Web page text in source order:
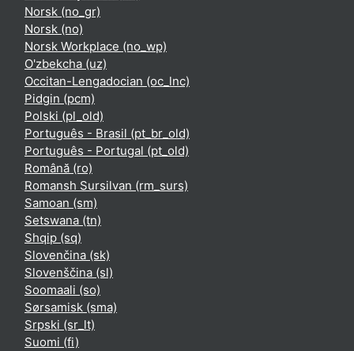
Norsk ‎(no_gr)‎
Norsk ‎(no)‎
Norsk Workplace ‎(no_wp)‎
O'zbekcha ‎(uz)‎
Occitan-Lengadocian ‎(oc_lnc)‎
Pidgin ‎(pcm)‎
Polski ‎(pl_old)‎
Português - Brasil ‎(pt_br_old)‎
Português - Portugal ‎(pt_old)‎
Română ‎(ro)‎
Romansh Sursilvan ‎(rm_surs)‎
Samoan ‎(sm)‎
Setswana ‎(tn)‎
Shqip ‎(sq)‎
Slovenčina ‎(sk)‎
Slovenščina ‎(sl)‎
Soomaali ‎(so)‎
Sørsamisk ‎(sma)‎
Srpski ‎(sr_lt)‎
Suomi ‎(fi)‎